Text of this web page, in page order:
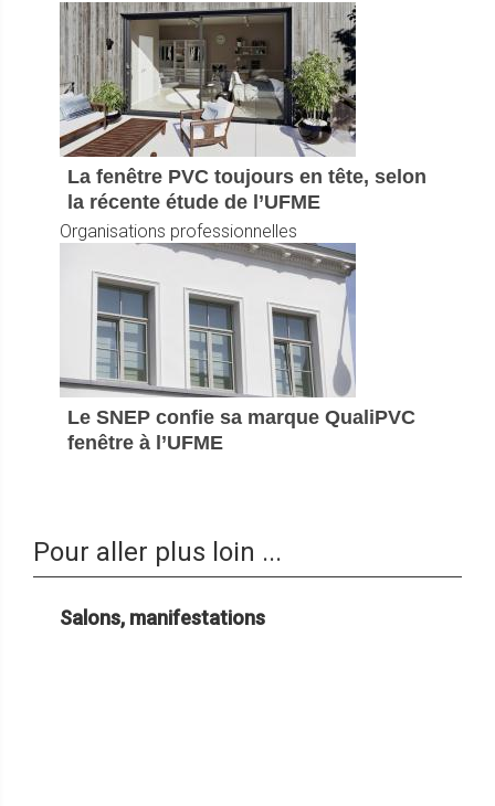
La fenêtre PVC toujours en tête, selon
la récente étude de l’UFME
Organisations professionnelles
Le SNEP confie sa marque QualiPVC
fenêtre à l’UFME
Pour aller plus loin ...
Salons, manifestations